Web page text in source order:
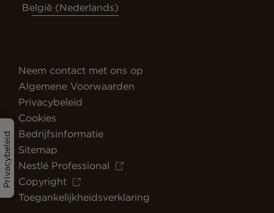
Privacybeleid
België (Nederlands)
Neem contact met ons op
Algemene Voorwaarden
Privacybeleid
Cookies
Bedrijfsinformatie
Sitemap
Nestlé Professional
Copyright
Toegankelijkheidsverklaring